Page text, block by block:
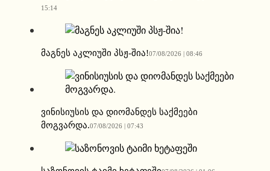
15:14
მაგნეს აკლიუში პსჟ-შია!07/08/2026 | 08:46
ვინისიუსის და დიომანდეს საქმეები
მოგვარდა.07/08/2026 | 07:43